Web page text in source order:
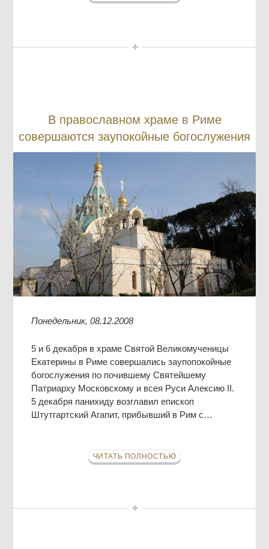
В православном храме в Риме
совершаются заупокойные богослужения
Понедельник, 08.12.2008
5 и 6 декабря в храме Святой Великомученицы
Екатерины в Риме совершались заупопокойные
богослужения по почившему Святейшему
Патриарху Московскому и всея Руси Алексию II.
5 декабря панихиду возглавил епископ
Штутгартский Агапит, прибывший в Рим с…
ЧИТАТЬ ПОЛНОСТЬЮ